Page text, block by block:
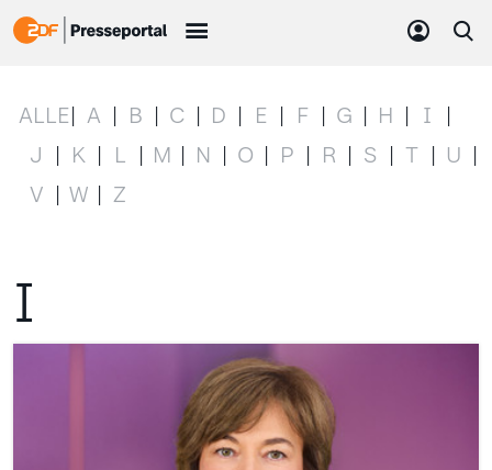
ALLE A B C D E F G H
I
J
K L M N O P R S T
U
V
W Z
I